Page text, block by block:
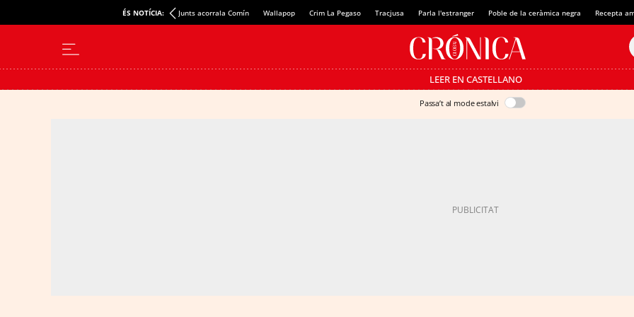
ÉS NOTÍCIA: Junts acorrala Comín Wallapop Crim La Pegaso Tracjusa Parla l'estranger Poble de la ceràmica negra Recepta
LEER EN CASTELLANO
Passa’t al mode estalvi